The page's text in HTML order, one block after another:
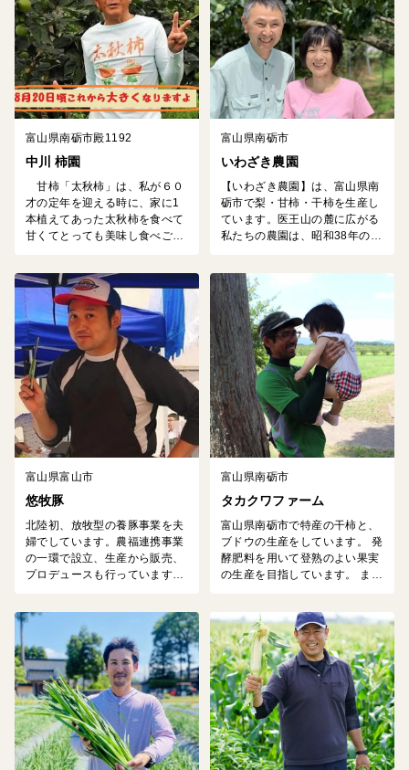
は、地域の自然と伝統を大切に
しながら、高品質なあんぽ柿を
お届けすることを使命としてい
ます。 ご自分へのご...
いただきたいです。
富山県南砺市殿1192
中川 柿園
甘柿「太秋柿」は、私が６０
才の定年を迎える時に、家に1
本植えてあった太秋柿を食べて
甘くてとっても美味し食べごこ
を一人でも多くの皆様にお召し
上がり頂きたいと思いまして、
農地を借用して100本余りの太
秋柿を植えました。現在太秋柿
も10年超えてきまして、果実も
秋に入り美味しく実ってきてい
ますよ。 中川果樹園、園主寿
の目標、８０才までは現...
富山県南砺市
いわざき農園
【いわざき農園】は、富山県南
砺市で梨・甘柿・干柿を生産し
ています。医王山の麓に広がる
私たちの農園は、昭和38年の開
質な土壌を作り上げます。家族
経営のため、それほど多くの栽
培・販売はできません。しかし
その分、1つ1つの実に同じだけ
の手間と愛情を注ぎ、甘さはも
ちろん、品種ごとの特徴を表現
できるよう丁寧に管理していま
す。「量より質」にこだわっ...
富山県富山市
悠牧豚
北陸初、放牧型の養豚事業を夫
婦でしています。農福連携事業
の一環で設立、生産から販売、
プロデュースも行っています。
り県内10番目の新ブランドポー
クとして活動をしています。
富山県南砺市
タカクワファーム
富山県南砺市で特産の干柿と、
ブドウの生産をしています。 発
酵肥料を用いて登熟のよい果実
の生産を目指しています。 ま
います。